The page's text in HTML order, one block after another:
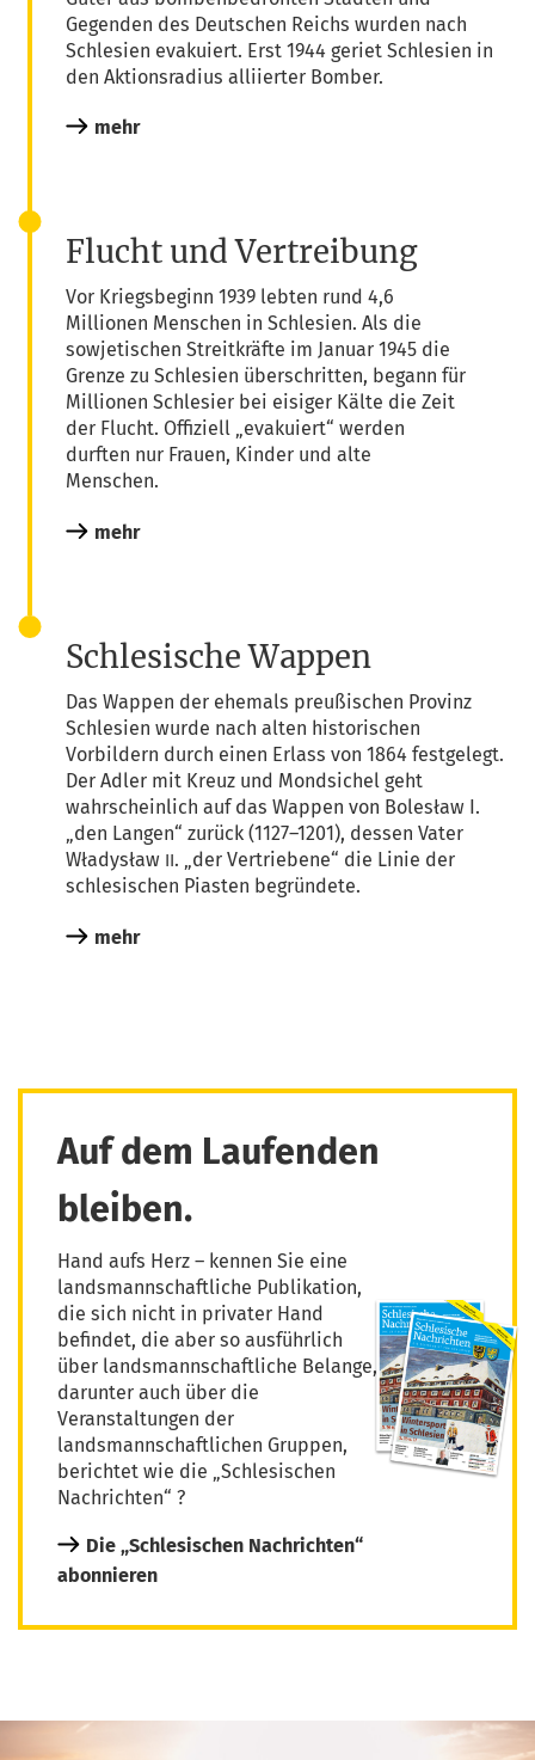
Gegen­den des Deut­schen Reichs wur­den nach
Schle­si­en eva­ku­iert. Erst 1944 geriet Schle­si­en in
den Akti­ons­ra­di­us alli­ier­ter Bomber.
mehr
Flucht und Vertreibung
Vor Kriegs­be­ginn 1939 leb­ten rund 4,6
Mil­lio­nen Men­schen in Schle­si­en. Als die
sowje­ti­schen Streit­kräf­te im Janu­ar 1945 die
Gren­ze zu Schle­si­en über­schrit­ten, begann für
Mil­lio­nen Schle­si­er bei eisi­ger Käl­te die Zeit
der Flucht. Offi­zi­ell „eva­ku­iert“ wer­den
durf­ten nur Frau­en, Kin­der und alte
Menschen.
mehr
Schlesische Wappen
Das Wap­pen der ehe­mals preu­ßi­schen Pro­vinz
Schle­si­en wur­de nach alten his­to­ri­schen
Vor­bil­dern durch einen Erlass von 1864 fest­ge­legt.
Der Adler mit Kreuz und Mond­si­chel geht
wahr­schein­lich auf das Wap­pen von Bolesław I.
„den Lan­gen“ zurück (1127–1201), des­sen Vater
Wła­dysław II. „der Ver­trie­be­ne“ die Linie der
schle­si­schen Pias­ten begründete.
mehr
Auf dem Laufenden
bleiben.
Hand aufs Herz – kennen Sie eine
landsmannschaftliche Publikation,
die sich nicht in privater Hand
befindet, die aber so ausführlich
über landsmannschaftliche Belange,
darunter auch über die
Veranstaltungen der
landsmannschaftlichen Gruppen,
berichtet wie die „Schlesischen
Nachrichten“ ?
Die „Schlesischen Nachrichten“
abonnieren